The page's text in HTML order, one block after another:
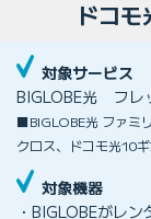
ドコモ
対象サービス
BIGLOBE光
フレ
■BIGLOBE光 ファミ
クロス、ドコモ光10
対象機器
・BIGLOBEがレ